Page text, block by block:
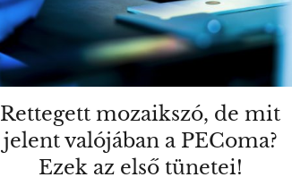
Rettegett mozaikszó, de mit
jelent valójában a PEComa?
Ezek az első tünetei!